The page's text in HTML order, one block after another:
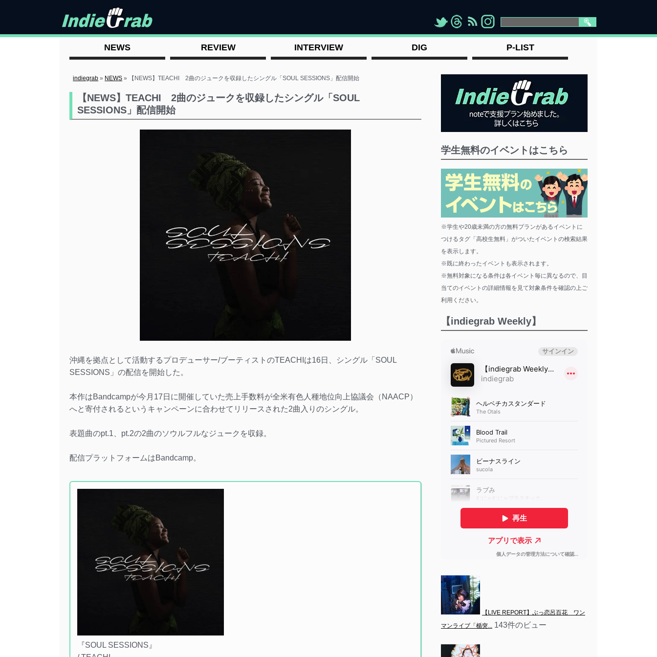
"> "> "> " >
NEWS REVIEW INTERVIEW DIG P-LIST
indiegrab » NEWS » 【NEWS】TEACHI 2曲のジュークを収録したシングル「SOUL SESSIONS」配信開始
【NEWS】TEACHI 2曲のジュークを収録したシングル「SOUL
SESSIONS」配信開始
沖縄を拠点として活動するプロデューサー/ブーティストのTEACHIは16日、シングル「SOUL
SESSIONS」の配信を開始した。
本作はBandcampが今月17日に開催していた売上手数料が全米有色人種地位向上協議会（NAACP）
へと寄付されるというキャンペーンに合わせてリリースされた2曲入りのシングル。
表題曲のpt.1、pt.2の2曲のソウルフルなジュークを収録。
配信プラットフォームはBandcamp。
『SOUL SESSIONS』
学生無料のイベントはこちら
※学生や20歳未満の方の無料プランがあるイベントに
つけるタグ「高校生無料」がついたイベントの検索結果
を表示します。
※既に終わったイベントも表示されます。
※無料対象になる条件は各イベント毎に異なるので、目
当てのイベントの詳細情報を見て対象条件を確認の上ご
利用ください。
【indiegrab Weekly】
【LIVE REPORT】ぶっ恋呂百花　ワン
マンライブ「楯突... 143件のビュー